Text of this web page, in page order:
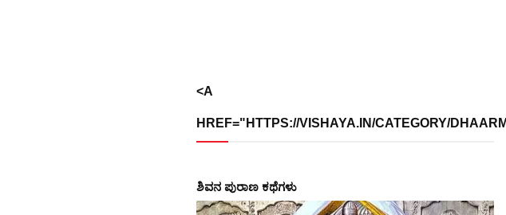
<A
HREF="HTTPS://VISHAYA.IN/CATEGORY/
ಶಿವನ ಪುರಾಣ ಕಥೆಗಳು